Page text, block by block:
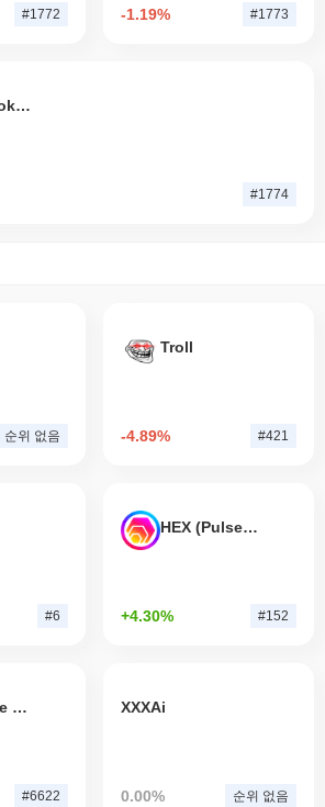
#1772 -1.19% #1773
Lattice Token
#1774
순위 없음
Troll
-4.89% #421
#6
HEX (Pulsechain)
+4.30% #152
The White Bull
#6622
XXXAi
0.00% 순위 없음